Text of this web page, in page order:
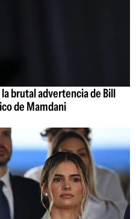
brutal advertencia de Bill
de Mamdani